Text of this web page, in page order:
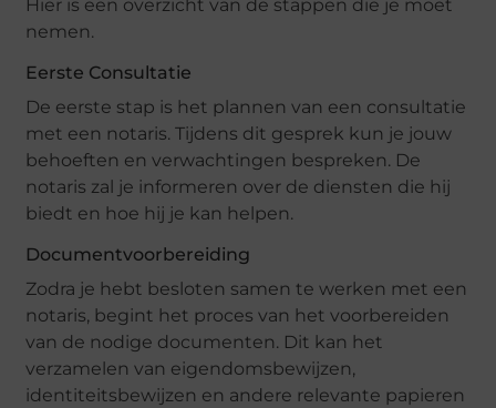
Hier is een overzicht van de stappen die je moet
nemen.
Eerste Consultatie
De eerste stap is het plannen van een consultatie
met een notaris. Tijdens dit gesprek kun je jouw
behoeften en verwachtingen bespreken. De
notaris zal je informeren over de diensten die hij
biedt en hoe hij je kan helpen.
Documentvoorbereiding
Zodra je hebt besloten samen te werken met een
notaris, begint het proces van het voorbereiden
van de nodige documenten. Dit kan het
verzamelen van eigendomsbewijzen,
identiteitsbewijzen en andere relevante papieren